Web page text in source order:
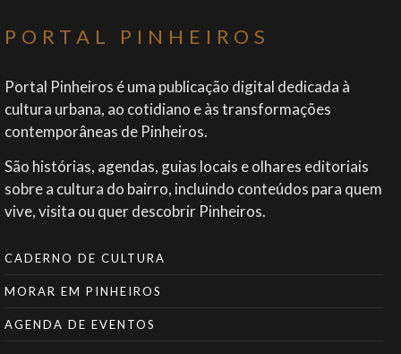
PORTAL PINHEIROS
Portal Pinheiros é uma publicação digital dedicada à
cultura urbana, ao cotidiano e às transformações
contemporâneas de Pinheiros.
São histórias, agendas, guias locais e olhares editoriais
sobre a cultura do bairro, incluindo conteúdos para quem
vive, visita ou quer descobrir Pinheiros.
CADERNO DE CULTURA
MORAR EM PINHEIROS
AGENDA DE EVENTOS